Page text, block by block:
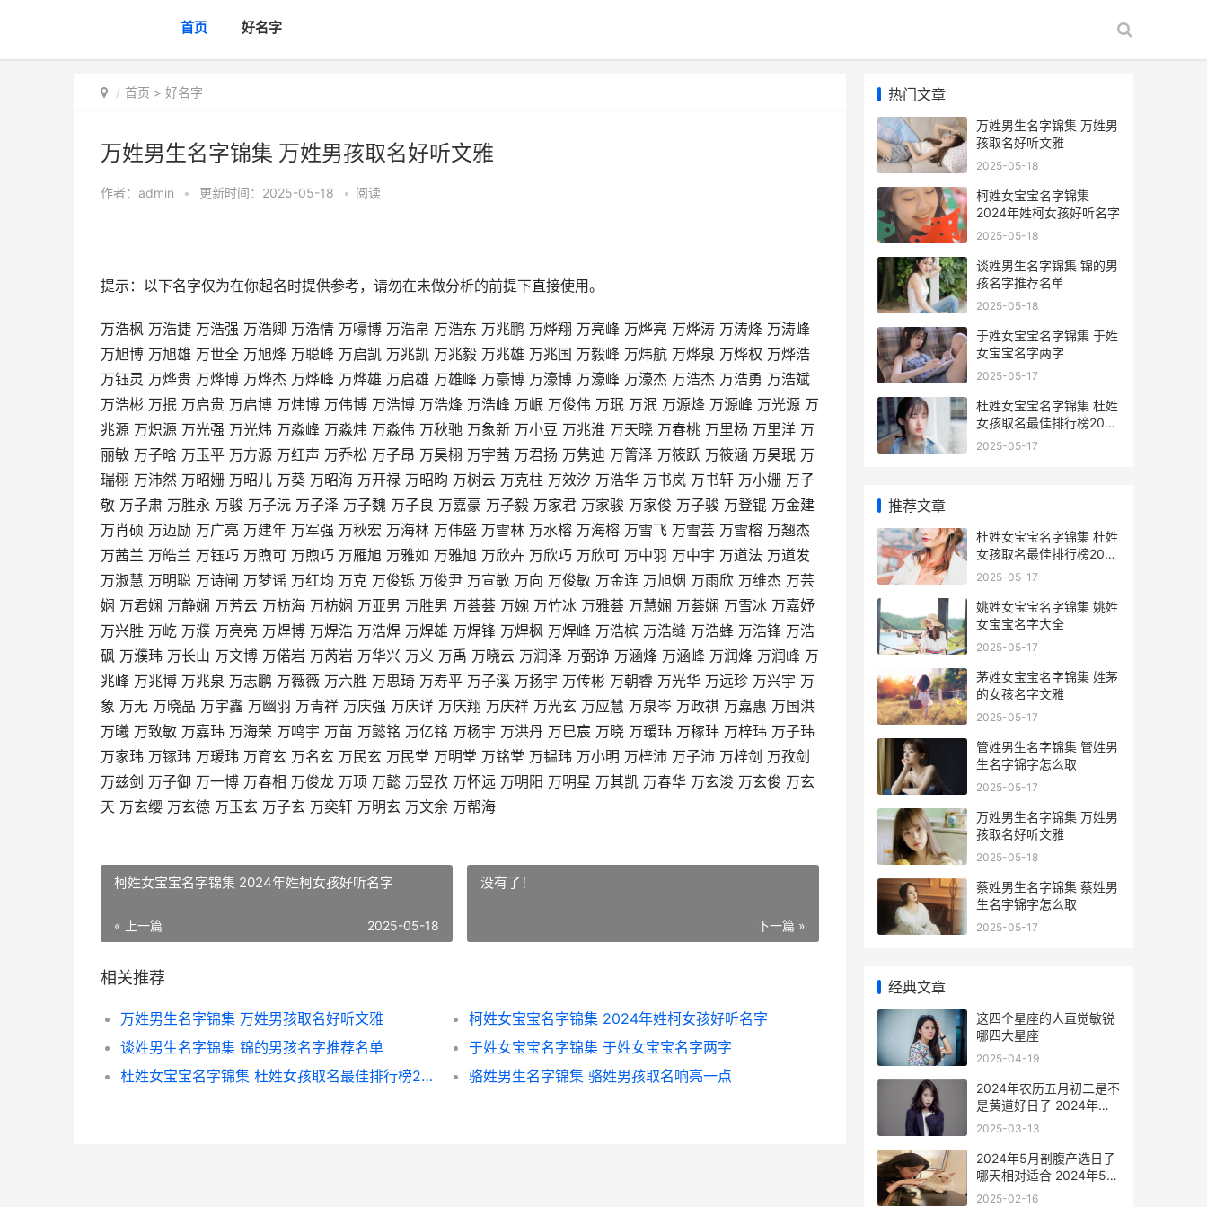
首页 好名字
首页 > 好名字
万姓男生名字锦集 万姓男孩取名好听文雅
作者： admin • 更新时间：2025-05-18 • 阅读
提示：以下名字仅为在你起名时提供参考，请勿在未做分析的前提下直接使用。
万浩枫 万浩捷 万浩强 万浩卿 万浩情 万嚎博 万浩帛 万浩东 万兆鹏 万烨翔 万亮峰 万烨亮 万烨涛 万涛烽 万涛峰
万旭博 万旭雄 万世全 万旭烽 万聪峰 万启凯 万兆凯 万兆毅 万兆雄 万兆国 万毅峰 万炜航 万烨泉 万烨权 万烨浩
万钰灵 万烨贵 万烨博 万烨杰 万烨峰 万烨雄 万启雄 万雄峰 万豪博 万濠博 万濠峰 万濠杰 万浩杰 万浩勇 万浩斌
万浩彬 万抿 万启贵 万启博 万炜博 万伟博 万浩博 万浩烽 万浩峰 万岷 万俊伟 万珉 万泯 万源烽 万源峰 万光源 万
兆源 万炽源 万光强 万光炜 万淼峰 万淼炜 万淼伟 万秋驰 万象新 万小豆 万兆淮 万天晓 万春桃 万里杨 万里洋 万
丽敏 万子晗 万玉平 万方源 万红声 万乔松 万子昂 万昊栩 万宇茜 万君扬 万隽迪 万箐泽 万筱跃 万筱涵 万昊珉 万
瑞栩 万沛然 万昭姗 万昭儿 万葵 万昭海 万开禄 万昭昀 万树云 万克柱 万效汐 万浩华 万书岚 万书轩 万小姗 万子
敬 万子肃 万胜永 万骏 万子沅 万子泽 万子魏 万子良 万嘉豪 万子毅 万家君 万家骏 万家俊 万子骏 万登锟 万金建
万肖硕 万迈励 万广亮 万建年 万军强 万秋宏 万海林 万伟盛 万雪林 万水榕 万海榕 万雪飞 万雪芸 万雪榕 万翘杰
万茜兰 万皓兰 万钰巧 万煦可 万煦巧 万雁旭 万雅如 万雅旭 万欣卉 万欣巧 万欣可 万中羽 万中宇 万道法 万道发
万淑慧 万明聪 万诗闸 万梦谣 万红均 万克 万俊铄 万俊尹 万宣敏 万向 万俊敏 万金连 万旭烟 万雨欣 万维杰 万芸
娴 万君娴 万静娴 万芳云 万枋海 万枋娴 万亚男 万胜男 万荟荟 万婉 万竹冰 万雅荟 万慧娴 万荟娴 万雪冰 万嘉妤
万兴胜 万屹 万濮 万亮亮 万焊博 万焊浩 万浩焊 万焊雄 万焊锋 万焊枫 万焊峰 万浩槟 万浩缝 万浩蜂 万浩锋 万浩
砜 万濮玮 万长山 万文博 万偌岩 万芮岩 万华兴 万义 万禹 万晓云 万润泽 万弼诤 万涵烽 万涵峰 万润烽 万润峰 万
兆峰 万兆博 万兆泉 万志鹏 万薇薇 万六胜 万思琦 万寿平 万子溪 万扬宇 万传彬 万朝睿 万光华 万远珍 万兴宇 万
象 万无 万晓晶 万宇鑫 万幽羽 万青祥 万庆强 万庆详 万庆翔 万庆祥 万光玄 万应慧 万泉岑 万政祺 万嘉惠 万国洪
万曦 万致敏 万嘉玮 万海荣 万鸣宇 万苗 万懿铭 万亿铭 万杨宇 万洪丹 万巳宸 万晓 万瑷玮 万稼玮 万梓玮 万子玮
万家玮 万镓玮 万瑗玮 万育玄 万名玄 万民玄 万民堂 万明堂 万铭堂 万韫玮 万小明 万梓沛 万子沛 万梓剑 万孜剑
万兹剑 万子御 万一博 万春相 万俊龙 万顼 万懿 万昱孜 万怀远 万明阳 万明星 万其凯 万春华 万玄浚 万玄俊 万玄
天 万玄缨 万玄德 万玉玄 万子玄 万奕轩 万明玄 万文余 万帮海
柯姓女宝宝名字锦集 2024年姓柯女孩好听名字
« 上一篇 2025-05-18
没有了！
下一篇 »
相关推荐
万姓男生名字锦集 万姓男孩取名好听文雅
柯姓女宝宝名字锦集 2024年姓柯女孩好听名字
谈姓男生名字锦集 锦的男孩名字推荐名单
于姓女宝宝名字锦集 于姓女宝宝名字两字
杜姓女宝宝名字锦集 杜姓女孩取名最佳排行榜2024年
骆姓男生名字锦集 骆姓男孩取名响亮一点
热门文章
万姓男生名字锦集 万姓男
孩取名好听文雅
2025-05-18
柯姓女宝宝名字锦集
2024年姓柯女孩好听名字
2025-05-18
谈姓男生名字锦集 锦的男
孩名字推荐名单
2025-05-18
于姓女宝宝名字锦集 于姓
女宝宝名字两字
2025-05-17
杜姓女宝宝名字锦集 杜姓
女孩取名最佳排行榜2024
年
2025-05-17
推荐文章
杜姓女宝宝名字锦集 杜姓
女孩取名最佳排行榜2024
年
2025-05-17
姚姓女宝宝名字锦集 姚姓
女宝宝名字大全
2025-05-17
茅姓女宝宝名字锦集 姓茅
的女孩名字文雅
2025-05-17
管姓男生名字锦集 管姓男
生名字锦字怎么取
2025-05-17
万姓男生名字锦集 万姓男
孩取名好听文雅
2025-05-18
蔡姓男生名字锦集 蔡姓男
生名字锦字怎么取
2025-05-17
经典文章
这四个星座的人直觉敏锐
哪四大星座
2025-04-19
2024年农历五月初二是不
是黄道好日子 2024年农
历五月哪天安葬好
2025-03-13
2024年5月剖腹产选日子
哪天相对适合 2024年5月
剖腹产吉日吉时辰农历
2025-02-16